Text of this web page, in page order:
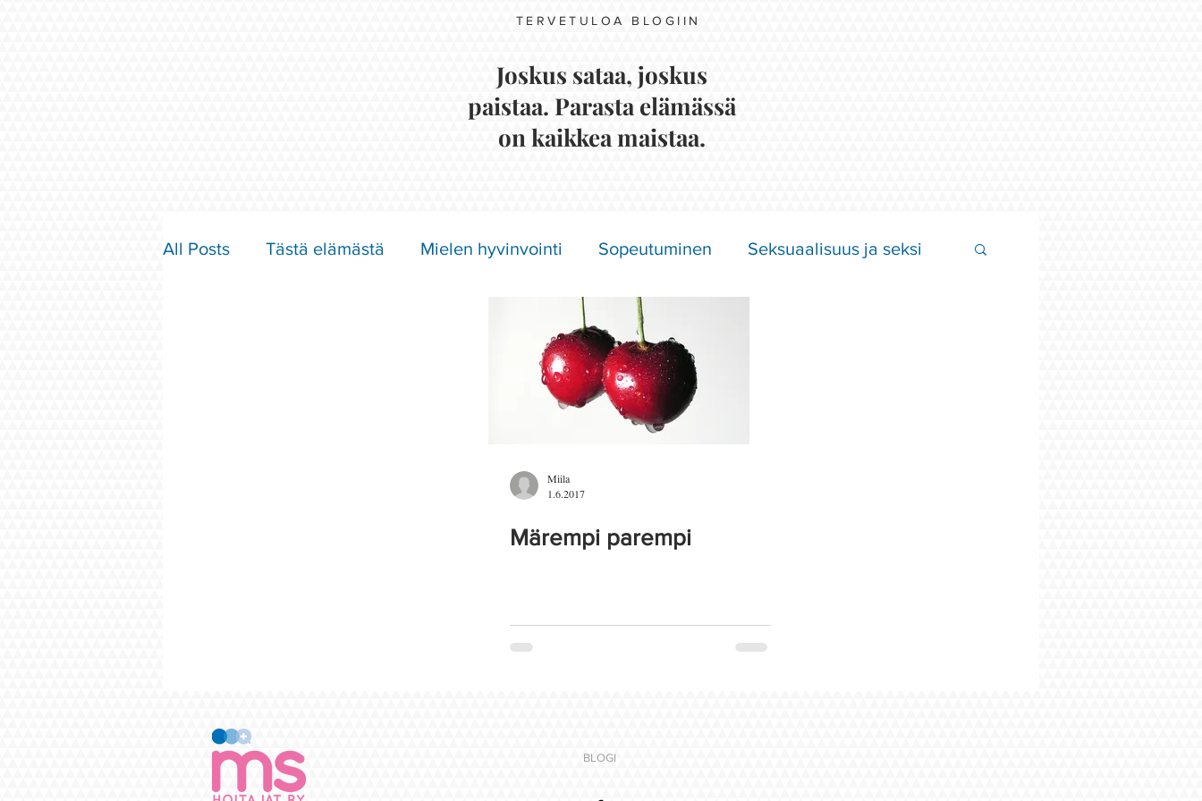
TERVETULOA BLOGIIN
Joskus sataa, joskus
paistaa. Parasta elämässä
on kaikkea maistaa.
All Posts Tästä elämästä Mielen hyvinvointi Sopeutuminen Seksuaalisuus ja seksi
Miila
1.6.2017
Märempi parempi
BLOGI